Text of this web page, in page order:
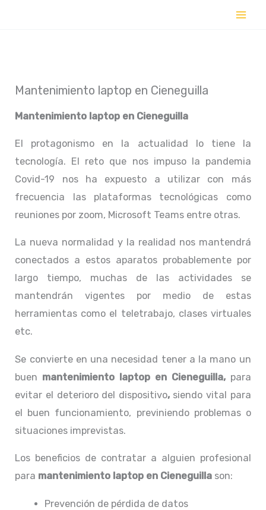
Mantenimiento laptop en Cieneguilla
Mantenimiento laptop en Cieneguilla
El protagonismo en la actualidad lo tiene la
tecnología. El reto que nos impuso la pandemia
Covid-19 nos ha expuesto a utilizar con más
frecuencia las plataformas tecnológicas como
reuniones por zoom, Microsoft Teams entre otras.
La nueva normalidad y la realidad nos mantendrá
conectados a estos aparatos probablemente por
largo tiempo, muchas de las actividades se
mantendrán vigentes por medio de estas
herramientas como el teletrabajo, clases virtuales
etc.
Se convierte en una necesidad tener a la mano un
buen mantenimiento laptop en Cieneguilla, para
evitar el deterioro del dispositivo, siendo vital para
el buen funcionamiento, previniendo problemas o
situaciones imprevistas.
Los beneficios de contratar a alguien profesional
para mantenimiento laptop en Cieneguilla son:
Prevención de pérdida de datos